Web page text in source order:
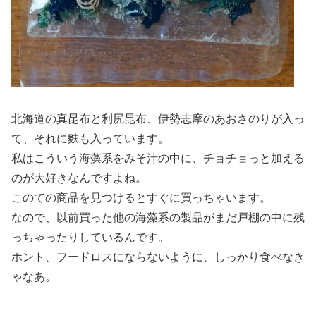
北海道の真昆布と利尻昆布、伊勢志摩のあおさのりが入っ
て、それに麩も入っています。
私はこういう海藻系をみそ汁の中に、チョチョっと加える
のが大好きなんですよね。
このての商品を見つけるとすぐに買っちゃいます。
なので、以前買った他の海藻系の製品がまだ戸棚の中に残
っちゃったりしているんです。
ホント、フードロスにならないように、しっかり食べなき
ゃなあ。